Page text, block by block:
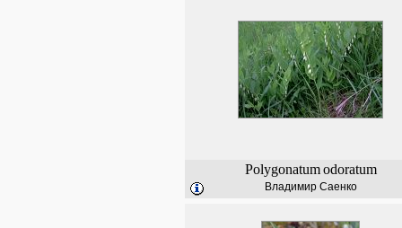
Polygonatum odoratum
Владимир Саенко